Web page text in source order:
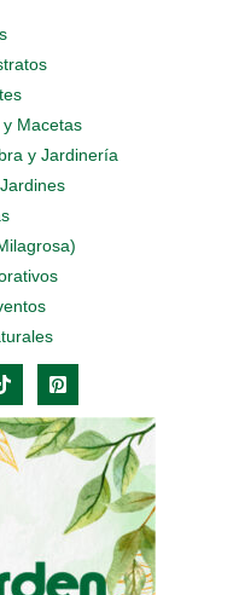
y Macetas
y Jardinería